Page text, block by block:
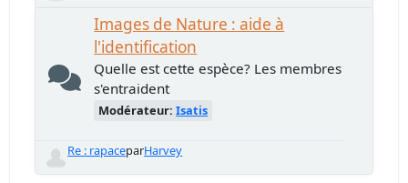
Images de Nature : aide à
l'identification
Quelle est cette espèce? Les membres
s'entraident
Modérateur:Isatis
Re : rapaceparHarvey